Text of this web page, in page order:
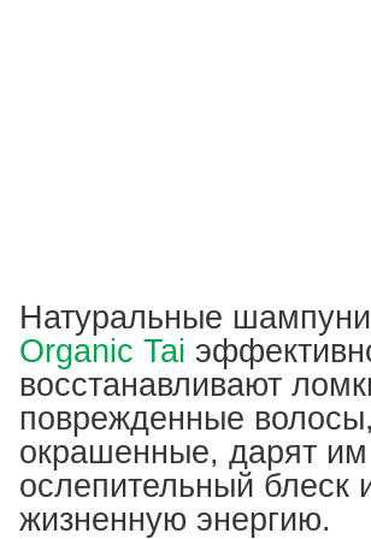
Натуральные
Organic Tai
восстанавливают
поврежденные
окрашенные, дарят им
ослепительный блеск
жизненную энергию.